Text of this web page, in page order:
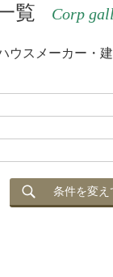
覧 Corp
ウスメーカー・
条件を変え